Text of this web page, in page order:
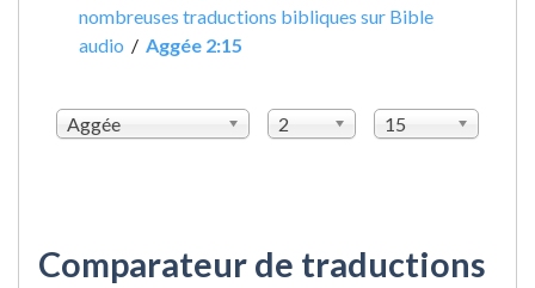
nombreuses traductions bibliques sur Bible
audio / Aggée 2:15
Aggée 2 15
Comparateur de traductions